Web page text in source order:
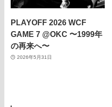
PLAYOFF 2026 WCF
GAME 7 @OKC 〜1999年
の再来へ〜
2026年5月31日